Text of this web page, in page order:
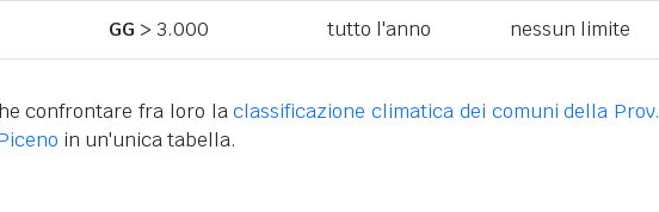
GG > 3.000 tutto l'anno nessun limite
confrontare fra loro laclassificazione climatica dei comuni della Prov.
in un'unica tabella.